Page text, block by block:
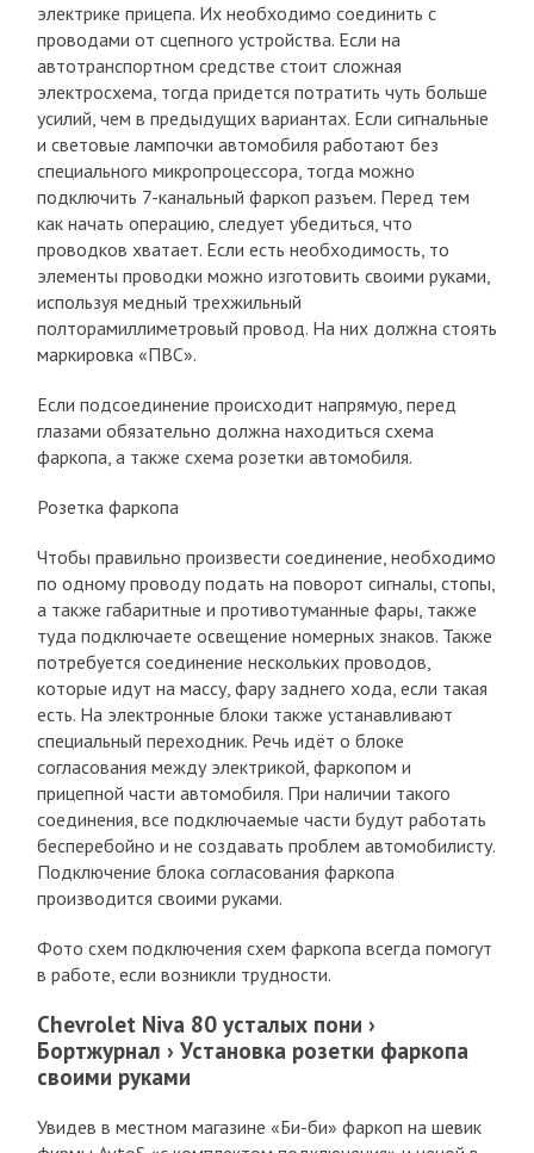
электрике прицепа. Их необходимо соединить с
проводами от сцепного устройства. Если на
автотранспортном средстве стоит сложная
электросхема, тогда придется потратить чуть больше
усилий, чем в предыдущих вариантах. Если сигнальные
и световые лампочки автомобиля работают без
специального микропроцессора, тогда можно
подключить 7-канальный фаркоп разъем. Перед тем
как начать операцию, следует убедиться, что
проводков хватает. Если есть необходимость, то
элементы проводки можно изготовить своими руками,
используя медный трехжильный
полторамиллиметровый провод. На них должна стоять
маркировка «ПВС».
Если подсоединение происходит напрямую, перед
глазами обязательно должна находиться схема
фаркопа, а также схема розетки автомобиля.
Розетка фаркопа
Чтобы правильно произвести соединение, необходимо
по одному проводу подать на поворот сигналы, стопы,
а также габаритные и противотуманные фары, также
туда подключаете освещение номерных знаков. Также
потребуется соединение нескольких проводов,
которые идут на массу, фару заднего хода, если такая
есть. На электронные блоки также устанавливают
специальный переходник. Речь идёт о блоке
согласования между электрикой, фаркопом и
прицепной части автомобиля. При наличии такого
соединения, все подключаемые части будут работать
бесперебойно и не создавать проблем автомобилисту.
Подключение блока согласования фаркопа
производится своими руками.
Фото схем подключения схем фаркопа всегда помогут
в работе, если возникли трудности.
Chevrolet Niva 80 усталых пони ›
Бортжурнал › Установка розетки фаркопа
своими руками
Увидев в местном магазине «Би-би» фаркоп на шевик